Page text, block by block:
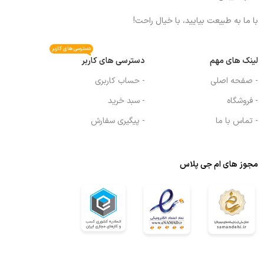
با ما به طبیعت بیایید، با خیال راحت!
لینک های مهم
- صفحه اصلی
- فروشگاه
- تماس با ما
دسترسی های کاربر
دسترسی های کاربر
- حساب کاربری
- سبد خرید
- پیگیری سفارش
مجوز های ام جی پلاس